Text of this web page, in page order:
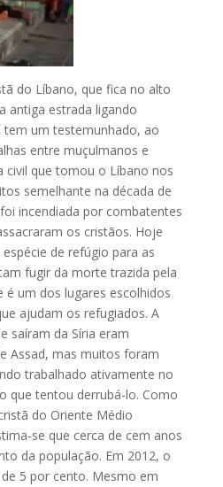
do Líbano, que fica no alto
antiga estrada ligando
tem um testemunhado, ao
entre muçulmanos e
civil que tomou o Líbano nos
semelhante na década de
incendiada por combatentes
os cristãos. Hoje
de refúgio para as
fugir da morte trazida pela
é um dos lugares escolhidos
ajudam os refugiados. A
saíram da Síria eram
Assad, mas muitos foram
trabalhado ativamente no
que tentou derrubá-lo. Como
do Oriente Médio
se que cerca de cem anos
da população. Em 2012, o
5 por cento. Mesmo em